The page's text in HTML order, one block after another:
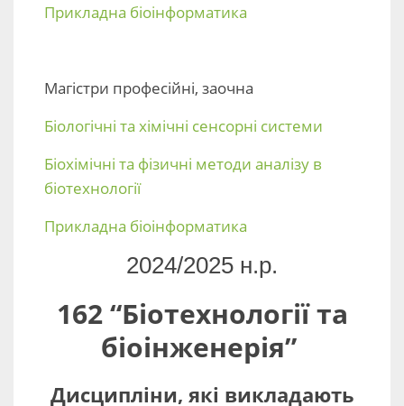
Прикладна біоінформатика
Магістри професійні, заочна
Біологічні та хімічні сенсорні системи
Біохімічні та фізичні методи аналізу в
біотехнології
Прикладна біоінформатика
2024/2025 н.р.
162 “Біотехнології та
біоінженерія”
Дисципліни, які викладають